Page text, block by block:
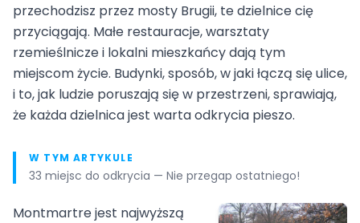
przechodzisz przez mosty Brugii, te dzielnice cię
przyciągają. Małe restauracje, warsztaty
rzemieślnicze i lokalni mieszkańcy dają tym
miejscom życie. Budynki, sposób, w jaki łączą się ulice,
i to, jak ludzie poruszają się w przestrzeni, sprawiają,
że każda dzielnica jest warta odkrycia pieszo.
W TYM ARTYKULE
33 miejsc do odkrycia — Nie przegap ostatniego!
Montmartre jest najwyższą